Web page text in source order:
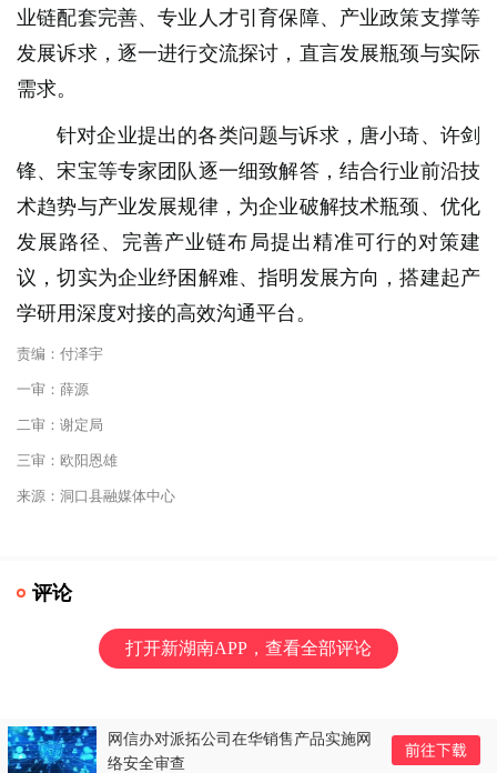
业链配套完善、专业人才引育保障、产业政策支撑等
发展诉求，逐一进行交流探讨，直言发展瓶颈与实际
需求。
针对企业提出的各类问题与诉求，唐小琦、许剑
锋、宋宝等专家团队逐一细致解答，结合行业前沿技
术趋势与产业发展规律，为企业破解技术瓶颈、优化
发展路径、完善产业链布局提出精准可行的对策建
议，切实为企业纾困解难、指明发展方向，搭建起产
学研用深度对接的高效沟通平台。
责编：付泽宇
一审：薛源
二审：谢定局
三审：欧阳恩雄
来源：洞口县融媒体中心
评论
打开新湖南APP，查看全部评论
网信办对派拓公司在华销售产品实施网
络安全审查